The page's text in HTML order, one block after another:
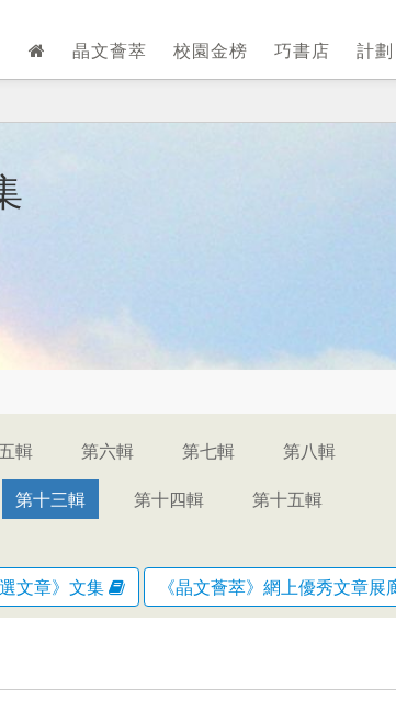
晶文薈萃 校園金榜 巧書店 計劃
輯 第六輯 第七輯
第八輯
第十三輯 第十四輯 第十五輯
文章》文集 《晶文薈萃》網上優秀文章展